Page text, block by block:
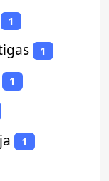
1
1
1
1